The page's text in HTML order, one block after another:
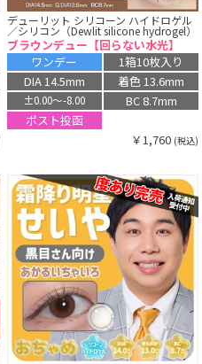
デューリット シリコーン ハイドロゲル
／シリコン（Dewlit silicone hydrogel）
ブラウンデュー【回らない水光】
ワンデー
1箱10枚入り
DIA 14.5mm
着色 13.6mm
±0.00〜-8.00
BC 8.7mm
ポスト投函
￥1,760 (税込)